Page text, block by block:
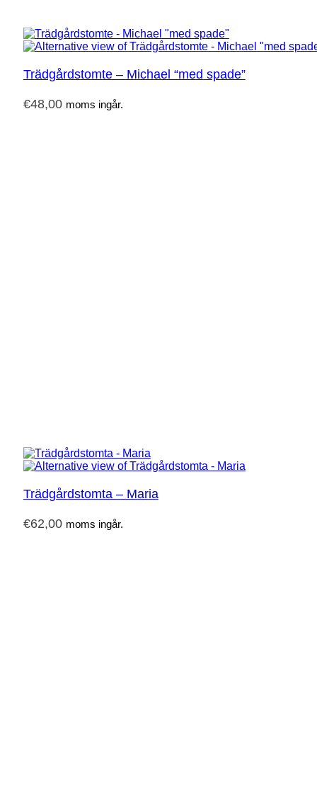
Trädgårdstomte – Michael “med spade”
€48,00 moms ingår.
Trädgårdstomta – Maria
€62,00 moms ingår.